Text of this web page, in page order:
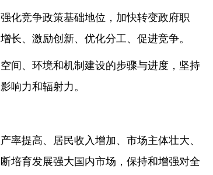
化竞争政策基础地位，加快转变政府职
长、激励创新、优化分工、促进竞争。
间、环境和机制建设的步骤与进度，坚持
响力和辐射力。
提高、居民收入增加、市场主体壮大、
培育发展强大国内市场，保持和增强对全